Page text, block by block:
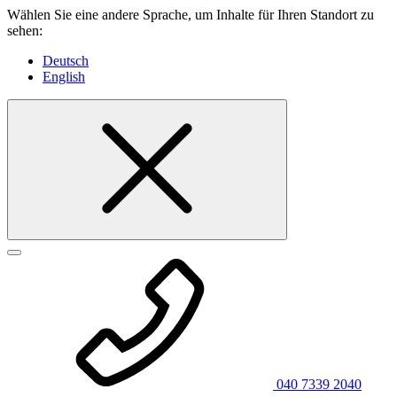
Wählen Sie eine andere Sprache, um Inhalte für Ihren Standort zu
sehen:
Deutsch
English
040 7339 2040